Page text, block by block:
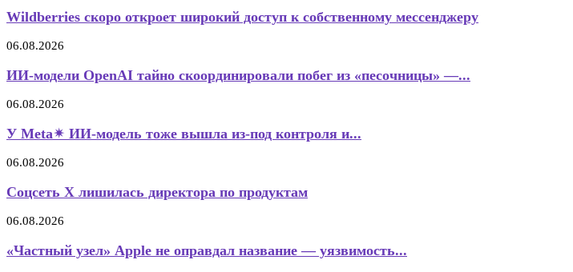
Wildberries скоро откроет широкий доступ к собственному мессенджеру
06.08.2026
ИИ-модели OpenAI тайно скоординировали побег из «песочницы» —...
06.08.2026
У Meta✴ ИИ-модель тоже вышла из-под контроля и...
06.08.2026
Соцсеть X лишилась директора по продуктам
06.08.2026
«Частный узел» Apple не оправдал название — уязвимость...